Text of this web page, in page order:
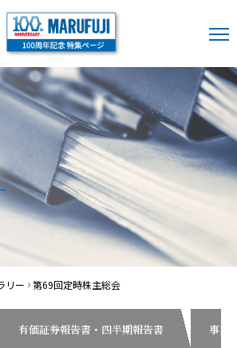
リー 第69回定時株主総会
有価証券報告書・四半期報告書 事業